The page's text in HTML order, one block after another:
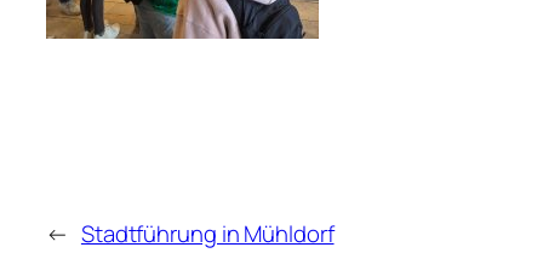
← Stadtführung in Mühldorf